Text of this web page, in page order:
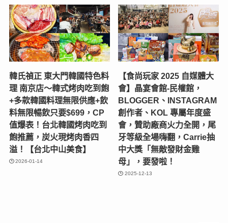
韓氏禎正 東大門韓國特色料
理 南京店～韓式烤肉吃到飽
+多款韓國料理無限供應+飲
料無限暢飲只要$699，CP
值爆表！台北韓國烤肉吃到
飽推薦，炭火現烤肉香四
溢！【台北中山美食】
2026-01-14
【食尚玩家 2025 自媒體大
會】晶宴會館-民權館，
BLOGGER、INSTAGRAM
創作者、KOL 專屬年度盛
會，贊助廠商火力全開，尾
牙等級全場嗨翻，Carrie抽
中大獎「無敵發財金雞
母」，要發啦！
2025-12-13